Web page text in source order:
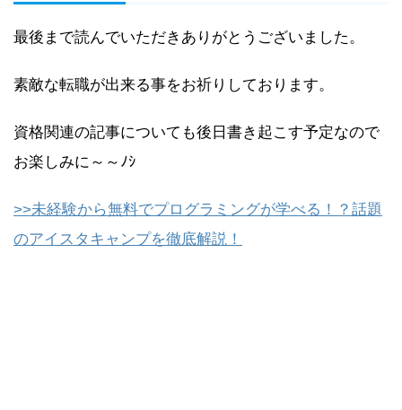
最後まで読んでいただきありがとうございました。
素敵な転職が出来る事をお祈りしております。
資格関連の記事についても後日書き起こす予定なので
お楽しみに～～ﾉｼ
>>未経験から無料でプログラミングが学べる！？話題
のアイスタキャンプを徹底解説！